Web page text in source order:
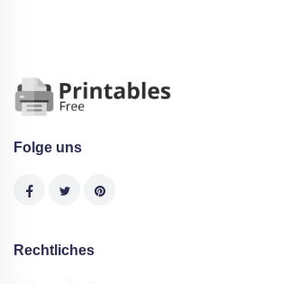
Folge uns
Rechtliches